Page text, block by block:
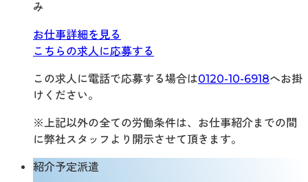
み
お仕事詳細を見る
こちらの求人に応募する
この求人に電話で応募する場合は0120-10-6918へお掛
けください。
※上記以外の全ての労働条件は、お仕事紹介までの間
に弊社スタッフより開示させて頂きます。
紹介予定派遣